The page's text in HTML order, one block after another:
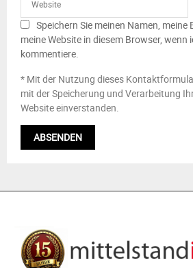
Speichern Sie meinen Namen, meine
meine Website in diesem Browser,
kommentiere.
* Mit der Nutzung dieses
mit der Speicherung und Verarbeitung
Website einverstanden.